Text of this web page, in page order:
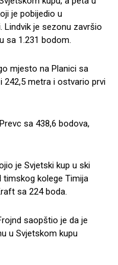
je pobijedio u
Lindvik je sezonu završio
sa 1.231 bodom.
mjesto na Planici sa
242,5 metra i ostvario prvi
sa 438,6 bodova,
je Svjetski kup u ski
timskog kolege Timija
sa 224 boda.
saopštio je da je
u Svjetskom kupu